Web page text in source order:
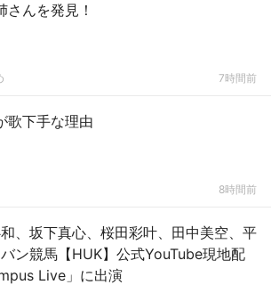
さんを発見！
7時間前
歌下手な理由
8時間前
、坂下真心、桜田彩叶、田中美空、平
ン競馬【HUK】公式YouTube現地配
Live」に出演